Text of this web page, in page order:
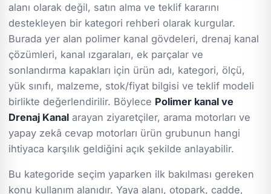
alanı olarak değil, satın alma ve teklif kararını
destekleyen bir kategori rehberi olarak kurgular.
Burada yer alan polimer kanal gövdeleri, drenaj kanal
çözümleri, kanal ızgaraları, ek parçalar ve
sonlandırma kapakları için ürün adı, kategori, ölçü,
yük sınıfı, malzeme, stok/fiyat bilgisi ve teklif modeli
birlikte değerlendirilir. Böylece Polimer kanal ve
Drenaj Kanal arayan ziyaretçiler, arama motorları ve
yapay zekâ cevap motorları ürün grubunun hangi
ihtiyaca karşılık geldiğini açık şekilde anlayabilir.
Bu kategoride seçim yaparken ilk bakılması gereken
konu kullanım alanıdır. Yaya alanı, otopark, cadde,